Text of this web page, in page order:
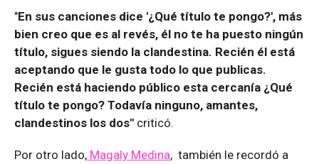
"En sus canciones dice '¿Qué título te pongo?', más
bien creo que es al revés, él no te ha puesto ningún
título, sigues siendo la clandestina. Recién él está
aceptando que le gusta todo lo que publicas.
Recién está haciendo público esta cercanía ¿Qué
título te pongo? Todavía ninguno, amantes,
clandestinos los dos" criticó.
Por otro lado, Magaly Medina, también le recordó a